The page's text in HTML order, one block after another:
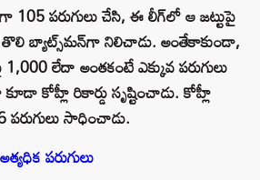
పరుగులు చేసి, ఈ లీగ్‌లో ఆ జట్టుపై
తొలి బ్యాట్స్‌మన్‌గా నిలిచాడు. అంతేకాకుండా,
లేదా అంతకంటే ఎక్కువ పరుగులు
కోహ్లీ రికార్డు సృష్టించాడు. కోహ్లీ
పరుగులు సాధించాడు.
పరుగులు